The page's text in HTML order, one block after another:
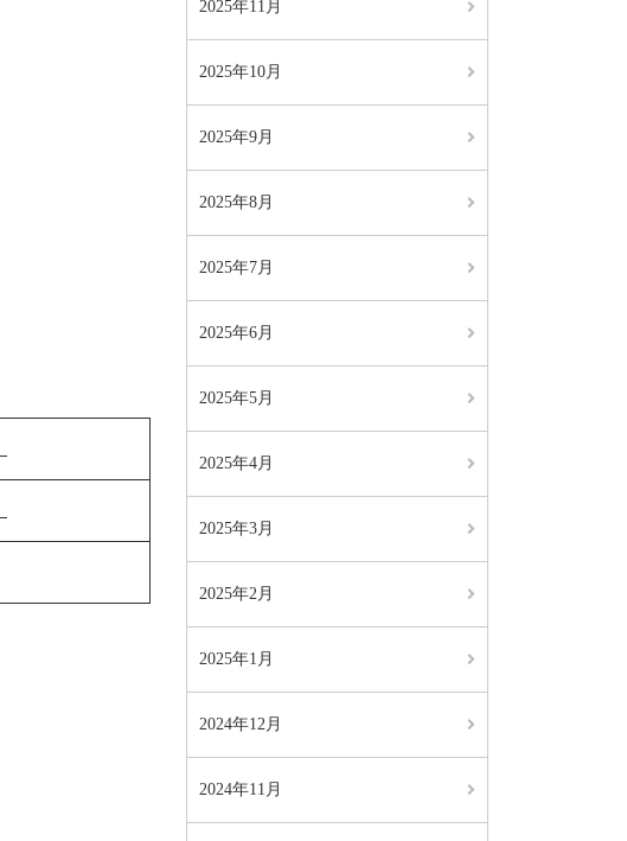
2025年11月
2025年10月
2025年9月
2025年8月
2025年7月
2025年6月
2025年5月
2025年4月
2025年3月
2025年2月
2025年1月
2024年12月
2024年11月